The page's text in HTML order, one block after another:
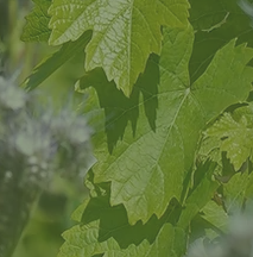
Schritt auf
und die besten
nach einem
probieren Sie
leicht und